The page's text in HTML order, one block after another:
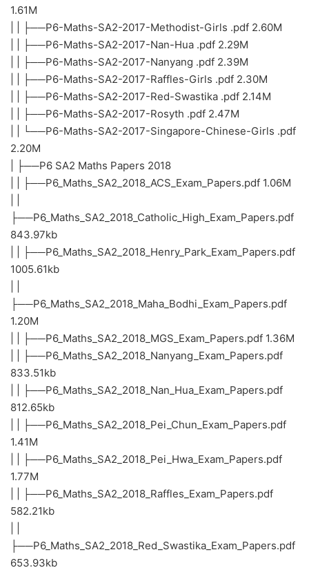
1.61M
| | ├──P6-Maths-SA2-2017-Methodist-Girls .pdf 2.60M
| | ├──P6-Maths-SA2-2017-Nan-Hua .pdf 2.29M
| | ├──P6-Maths-SA2-2017-Nanyang .pdf 2.39M
| | ├──P6-Maths-SA2-2017-Raffles-Girls .pdf 2.30M
| | ├──P6-Maths-SA2-2017-Red-Swastika .pdf 2.14M
| | ├──P6-Maths-SA2-2017-Rosyth .pdf 2.47M
| | └──P6-Maths-SA2-2017-Singapore-Chinese-Girls .pdf
2.20M
| ├──P6 SA2 Maths Papers 2018
| | ├──P6_Maths_SA2_2018_ACS_Exam_Papers.pdf 1.06M
├──P6_Maths_SA2_2018_Catholic_High_Exam_Papers.pdf
843.97kb
| | ├──P6_Maths_SA2_2018_Henry_Park_Exam_Papers.pdf
1005.61kb
├──P6_Maths_SA2_2018_Maha_Bodhi_Exam_Papers.pdf
1.20M
| | ├──P6_Maths_SA2_2018_MGS_Exam_Papers.pdf 1.36M
| | ├──P6_Maths_SA2_2018_Nanyang_Exam_Papers.pdf
833.51kb
| | ├──P6_Maths_SA2_2018_Nan_Hua_Exam_Papers.pdf
812.65kb
| | ├──P6_Maths_SA2_2018_Pei_Chun_Exam_Papers.pdf
1.41M
| | ├──P6_Maths_SA2_2018_Pei_Hwa_Exam_Papers.pdf
1.77M
| | ├──P6_Maths_SA2_2018_Raffles_Exam_Papers.pdf
582.21kb
├──P6_Maths_SA2_2018_Red_Swastika_Exam_Papers.pdf
653.93kb